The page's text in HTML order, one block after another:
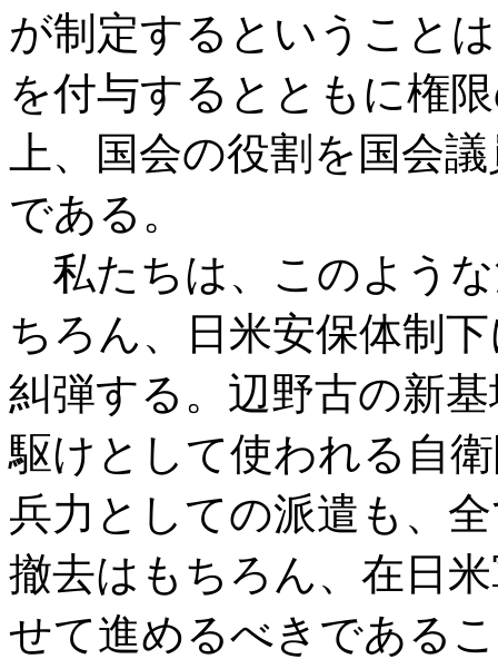
が制定するということ
を付与するとともに権
上、国会の役割を国会
である。
私たちは、このよう
ちろん、日米安保体制
糾弾する。辺野古の新
駆けとして使われる自
兵力としての派遣も、
撤去はもちろん、在日
せて進めるべきである